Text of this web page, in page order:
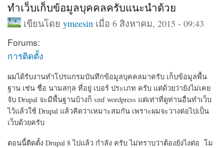
ทำเว็บเก็บข้อมูลบุคคลครับแนะนำด้วย
เขียนโดย ymeesinเมื่อ 6 สิงหาคม, 2015 - 09:43
Forums:
การติดตั้ง
ผมได้รับงานทำโปรแกรมบันทึกข้อมูลบุคคลมาครับ เก็บข้อมูลพื้น
ฐาน เช่น ชื่อ นามสกุล ที่อยู่ เบอร์ ประเภท ครับ แต่ด้วยว่ายังไม่เคย
จับ Drupal จะมีพื้นฐานบ้างก็ smf wordpress แต่เท่าที่ดูท่านอื่นทำเว็บ
ไว้แล้วใช้ Drupal แล้วคิดว่าเหมาะสมกัน เพราะผมจะวางต่อไปเป็น
เว็บด้วยครับ
ตอนนี้ติดตั้ง Drupal 8 ไปแล้ว กำลัง ครับ ไม่ทราบว่าต้องยังไงต่อ โม